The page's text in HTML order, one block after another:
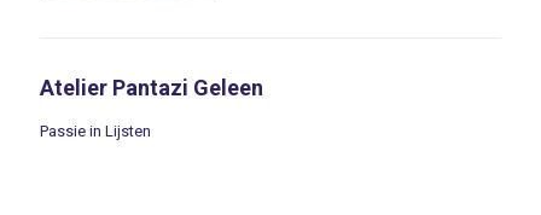
Atelier Pantazi Geleen
Passie in Lijsten